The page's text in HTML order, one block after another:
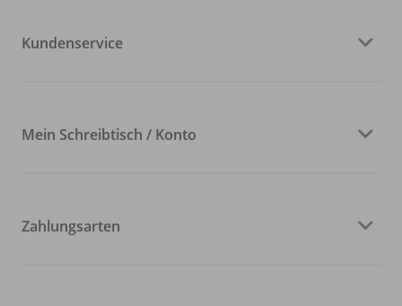
Kundenservice
Mein Schreibtisch / Konto
Zahlungsarten